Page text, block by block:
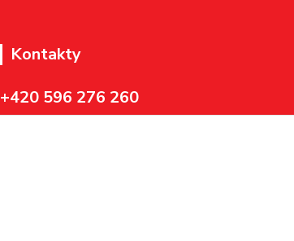
Kontakty
+420 596 276 260